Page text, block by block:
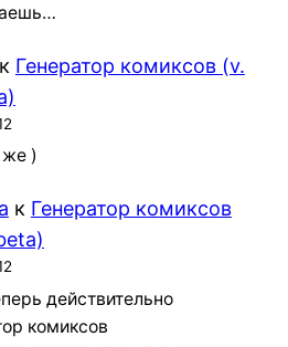
к Генератор комиксов (v.
же )
к Генератор комиксов
действительно
комиксов